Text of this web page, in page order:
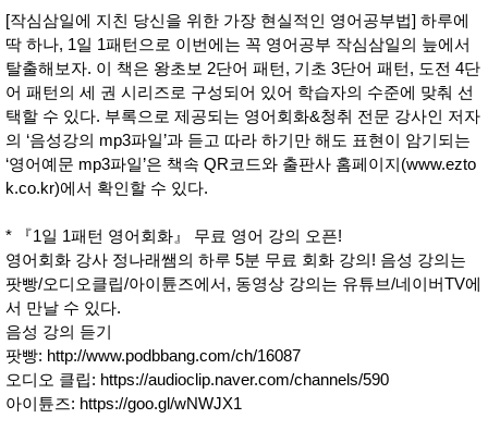
건강/미
용/식기
용품
성장발
달교육
용품
패
션
어른내
의
유/아동
내의
가방/지
스
패션/잡
화
생
활
세탁세
제
일상 돋
보기
침구용
품
생활/욕
[작심삼일에 지친 당신을 위한 가장 현실적인 영어공부법] 하루에
딱 하나, 1일 1패턴으로 이번에는 꼭 영어공부 작심삼일의 늪에서
탈출해보자. 이 책은 왕초보 2단어 패턴, 기초 3단어 패턴, 도전 4단
어 패턴의 세 권 시리즈로 구성되어 있어 학습자의 수준에 맞춰 선
택할 수 있다. 부록으로 제공되는 영어회화&청취 전문 강사인 저자
의 ‘음성강의 mp3파일’과 듣고 따라 하기만 해도 표현이 암기되는
‘영어예문 mp3파일’은 책속 QR코드와 출판사 홈페이지(www.ezto
k.co.kr)에서 확인할 수 있다.
* 『1일 1패턴 영어회화』 무료 영어 강의 오픈!
영어회화 강사 정나래쌤의 하루 5분 무료 회화 강의! 음성 강의는
팟빵/오디오클립/아이튠즈에서, 동영상 강의는 유튜브/네이버TV에
서 만날 수 있다.
음성 강의 듣기
팟빵: http://www.podbbang.com/ch/16087
오디오 클립: https://audioclip.naver.com/channels/590
아이튠즈: https://goo.gl/wNWJX1